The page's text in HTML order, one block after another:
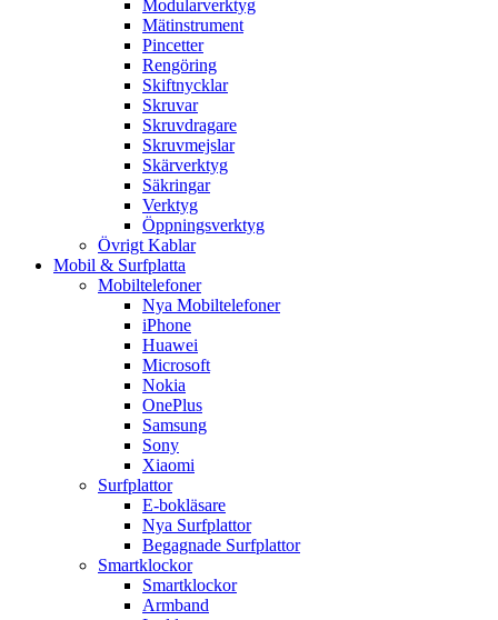
Modularverktyg
Mätinstrument
Pincetter
Rengöring
Skiftnycklar
Skruvar
Skruvdragare
Skruvmejslar
Skärverktyg
Säkringar
Verktyg
Öppningsverktyg
Övrigt Kablar
Mobil & Surfplatta
Mobiltelefoner
Nya Mobiltelefoner
iPhone
Huawei
Microsoft
Nokia
OnePlus
Samsung
Sony
Xiaomi
Surfplattor
E-bokläsare
Nya Surfplattor
Begagnade Surfplattor
Smartklockor
Smartklockor
Armband